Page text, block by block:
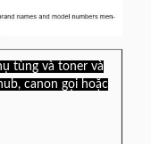
tùng và toner và
canon gọi hoặc